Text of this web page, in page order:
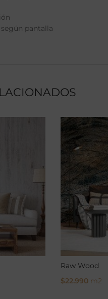
pantalla
Raw Wood
$22.990m2